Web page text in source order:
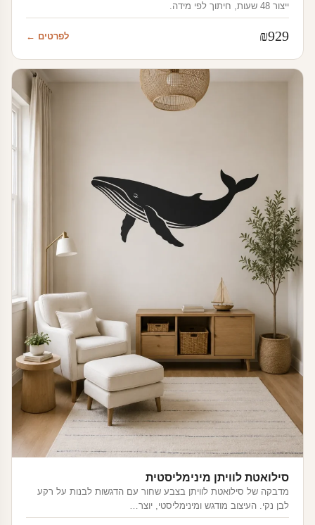
ייצור 48 שעות, חיתוך לפי מידה.
₪929 לפרטים ←
סילואטת לוויתן מינימליסטית
מדבקה של סילואטת לוויתן בצבע שחור עם הדגשות לבנות על רקע
לבן נקי. העיצוב מודגש ומינימליסטי, יוצר…